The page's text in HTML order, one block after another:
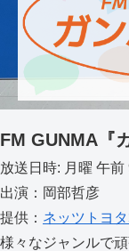
FM GUNMA『
放送日時: 月曜 午前
出演：岡部哲彦
提供： ネッツトヨ
様々なジャンルで